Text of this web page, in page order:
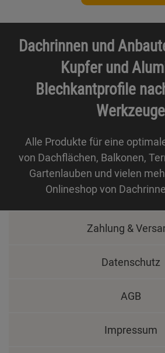
Dachrinnen und
Kupfer und
Blechkantprofile
Werkzeuge
Alle Produkte für eine
von Dachflächen, Balkonen,
Gartenlauben und vielen
Onlineshop von
Zahlung &
Datenschutz
AGB
Impressum